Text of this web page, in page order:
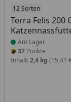
12 Sorten
Terra Felis 200
Produkt am
Am Lager
37 Punkte
Inhalt: 2,4 kg (15,41